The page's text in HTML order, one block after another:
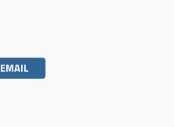
EMAIL